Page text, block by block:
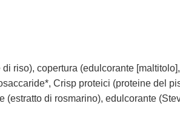
riso), copertura (edulcorante
Crisp proteici (proteine del
di rosmarino), edulcorante